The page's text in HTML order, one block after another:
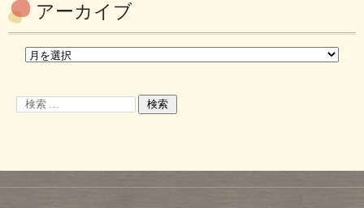
アーカイブ